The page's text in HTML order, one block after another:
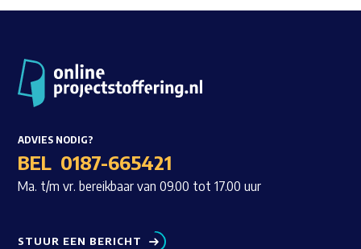
ADVIES NODIG?
BEL 0187-665421
Ma. t/m vr. bereikbaar van 09.00 tot 17.00 uur
STUUR EEN BERICHT